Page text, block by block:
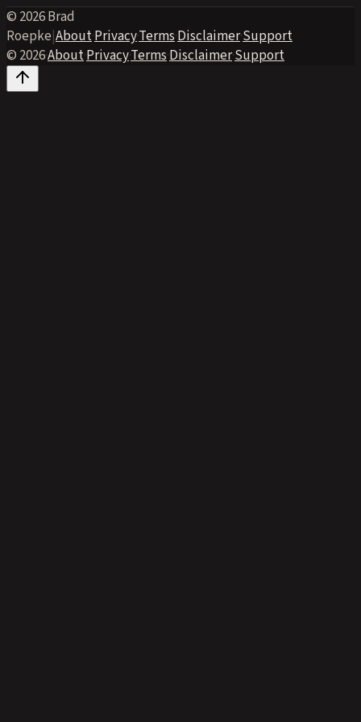
© 2026 Brad
Roepke|About·Privacy·Terms·Disclaimer·Support
© 2026·About·Privacy·Terms·Disclaimer·Support